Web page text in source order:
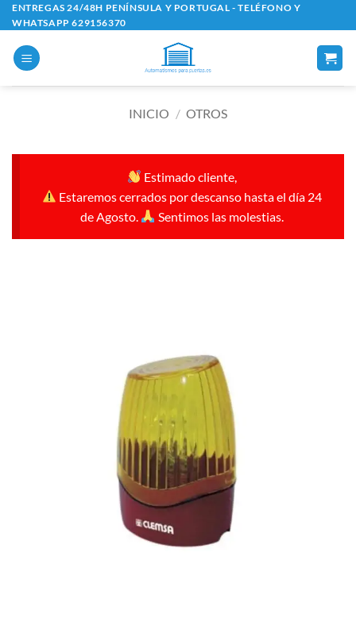
Saltar
al
contenido
ENTREGAS 24/48H PENÍNSULA Y PORTUGAL - TELÉFONO Y
WHATSAPP 629156370
INICIO / OTROS
Estimado cliente,
Estaremos cerrados por descanso hasta el día 24
de Agosto.
Sentimos las molestias.